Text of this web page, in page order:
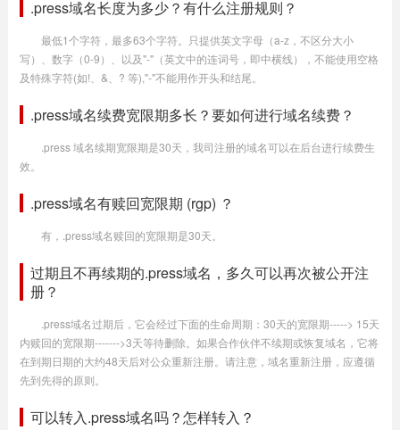
.press域名长度为多少？有什么注册规则？
最低1个字符，最多63个字符。只提供英文字母（a-z，不区分大小
写）、数字（0-9）、以及"-"（英文中的连词号，即中横线），不能使用空格
及特殊字符(如!、&、? 等),"-"不能用作开头和结尾。
.press域名续费宽限期多长？要如何进行域名续费？
.press 域名续期宽限期是30天，我司注册的域名可以在后台进行续费生
效。
.press域名有赎回宽限期 (rgp) ？
有，.press域名赎回的宽限期是30天。
过期且不再续期的.press域名，多久可以再次被公开注
册？
.press域名过期后，它会经过下面的生命周期：30天的宽限期-----> 15天
内赎回的宽限期------->3天等待删除。如果合作伙伴不续期或恢复域名，它将
在到期日期的大约48天后对公众重新注册。请注意，域名重新注册，应遵循
先到先得的原则。
可以转入.press域名吗？怎样转入？